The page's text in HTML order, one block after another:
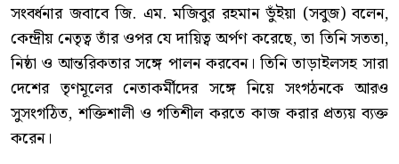
সংবর্ধনার জবাবে জি. এম. মজিবুর রহমান ভুঁইয়া (সবুজ) বলেন,
কেন্দ্রীয় নেতৃত্ব তাঁর ওপর যে দায়িত্ব অর্পণ করেছে, তা তিনি সততা,
নিষ্ঠা ও আন্তরিকতার সঙ্গে পালন করবেন। তিনি তাড়াইলসহ সারা
দেশের তৃণমূলের নেতাকর্মীদের সঙ্গে নিয়ে সংগঠনকে আরও
সুসংগঠিত, শক্তিশালী ও গতিশীল করতে কাজ করার প্রত্যয় ব্যক্ত
করেন।